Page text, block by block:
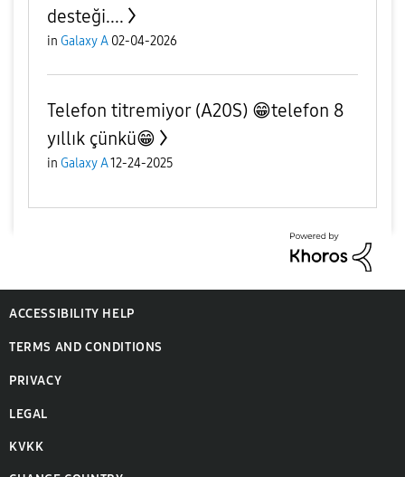
desteği....
in Galaxy A 02-04-2026
Telefon titremiyor (A20S) 😁telefon 8
yıllık çünkü😁
in Galaxy A12-24-2025
ACCESSIBILITY HELP
TERMS AND CONDITIONS
PRIVACY
LEGAL
KVKK